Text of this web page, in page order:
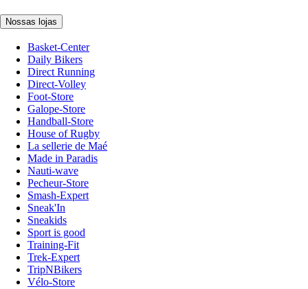
Nossas lojas
Basket-Center
Daily Bikers
Direct Running
Direct-Volley
Foot-Store
Galope-Store
Handball-Store
House of Rugby
La sellerie de Maé
Made in Paradis
Nauti-wave
Pecheur-Store
Smash-Expert
Sneak'In
Sneakids
Sport is good
Training-Fit
Trek-Expert
TripNBikers
Vélo-Store